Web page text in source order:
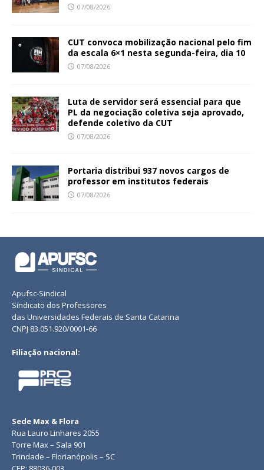
07/08/2026
CUT convoca mobilização nacional pelo fim
da escala 6×1 nesta segunda-feira, dia 10
07/08/2026
Luta de servidor será essencial para que
PL da negociação coletiva seja aprovado,
defende coletivo da CUT
07/08/2026
Portaria distribui 937 novos cargos de
professor em institutos federais
07/08/2026
Apufsc-Sindical
Sindicato dos Professores
das Universidades Federais de Santa Catarina
CNPJ 83.051.920/0001-66
Filiação nacional:
Sede Max & Flora
Rua Lauro Linhares 2055
Torre Max – Sala 901
Trindade – Florianópolis – SC